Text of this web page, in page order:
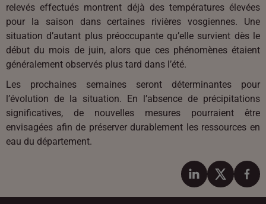
relevés effectués montrent déjà des températures élevées
pour la saison dans certaines rivières vosgiennes. Une
situation d’autant plus préoccupante qu’elle survient dès le
début du mois de juin, alors que ces phénomènes étaient
généralement observés plus tard dans l’été.
Les prochaines semaines seront déterminantes pour
l’évolution de la situation. En l’absence de précipitations
significatives, de nouvelles mesures pourraient être
envisagées afin de préserver durablement les ressources en
eau du département.